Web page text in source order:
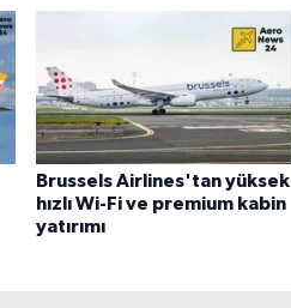
Brussels Airlines'tan yüksek
hızlı Wi-Fi ve premium kabin
yatırımı